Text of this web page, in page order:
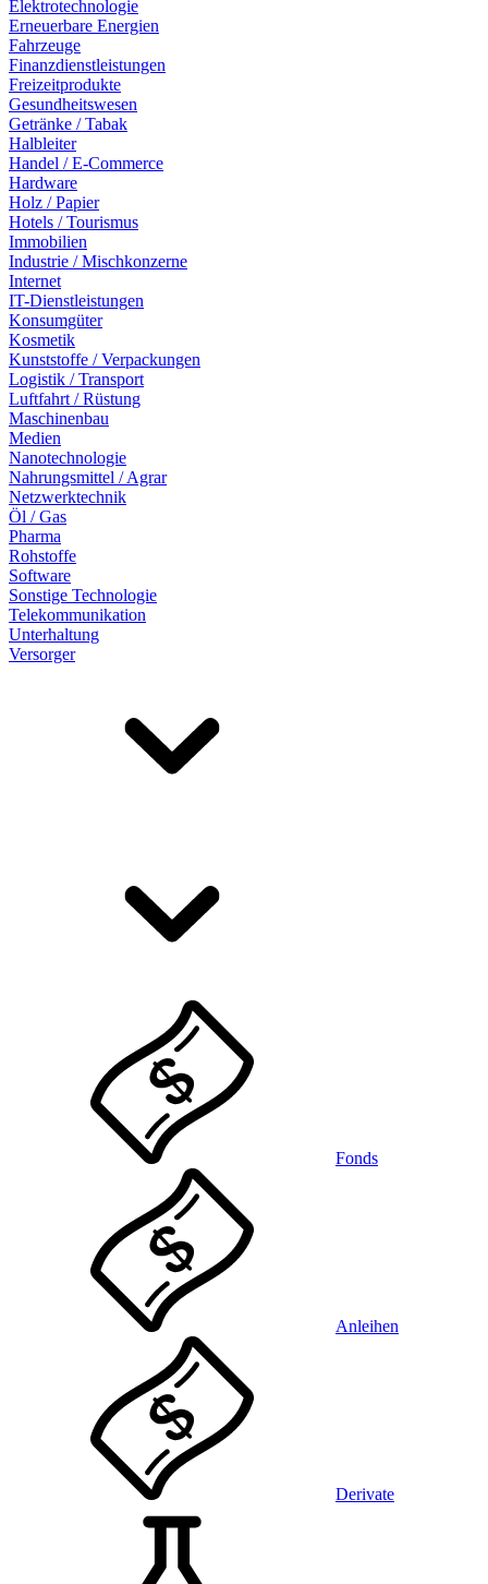
Elektrotechnologie
Erneuerbare Energien
Fahrzeuge
Finanzdienstleistungen
Freizeitprodukte
Gesundheitswesen
Getränke / Tabak
Halbleiter
Handel / E-Commerce
Hardware
Holz / Papier
Hotels / Tourismus
Immobilien
Industrie / Mischkonzerne
Internet
IT-Dienstleistungen
Konsumgüter
Kosmetik
Kunststoffe / Verpackungen
Logistik / Transport
Luftfahrt / Rüstung
Maschinenbau
Medien
Nanotechnologie
Nahrungsmittel / Agrar
Netzwerktechnik
Öl / Gas
Pharma
Rohstoffe
Software
Sonstige Technologie
Telekommunikation
Unterhaltung
Versorger
Fonds
Anleihen
Derivate